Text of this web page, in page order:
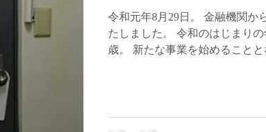
令和元年8月29日。 金融機関か
たしました。 令和のはじまり
歳。 新たな事業を始めること